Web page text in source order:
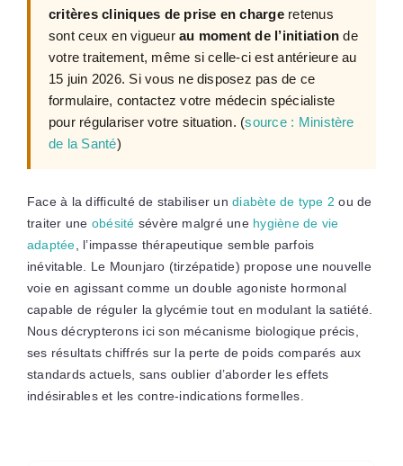
critères cliniques de prise en chargeretenus
sont ceux en vigueurau moment de l’initiation de
votre traitement, même si celle-ci est antérieure au
15 juin 2026. Si vous ne disposez pas de ce
formulaire, contactez votre médecin spécialiste
pour régulariser votre situation. (source : Ministère
de la Santé)
Face à la difficulté de stabiliser undiabète de type 2 ou de
traiter une obésité sévère malgré une hygiène de vie
adaptée , l’impasse thérapeutique semble parfois
inévitable. Le Mounjaro (tirzépatide) propose une nouvelle
voie en agissant comme un double agoniste hormonal
capable de réguler la glycémie tout en modulant la satiété.
Nous décrypterons ici son mécanisme biologique précis,
ses résultats chiffrés sur la perte de poids comparés aux
standards actuels, sans oublier d’aborder les effets
indésirables et les contre-indications formelles.